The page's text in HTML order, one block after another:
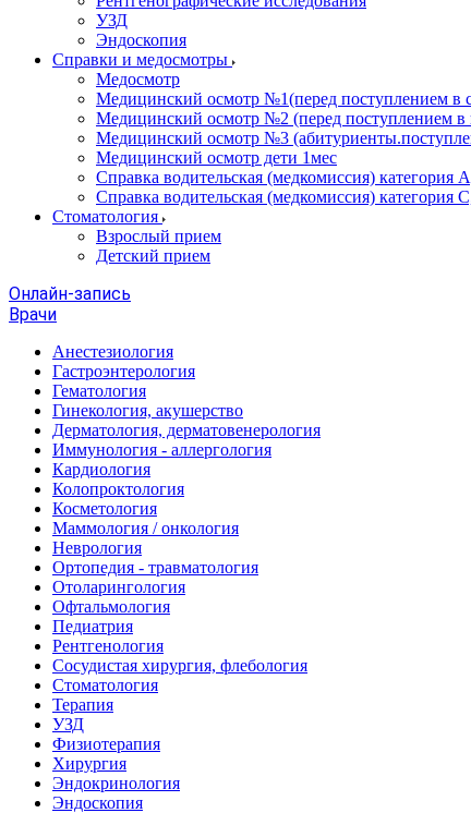
УЗД
Эндоскопия
Справки и медосмотры
Медосмотр
Медицинский осмотр №1(перед поступлением в
Медицинский осмотр №2 (перед поступлением в
Медицинский осмотр №3
Медицинский осмотр дети 1мес
Справка водительская (медкомиссия) категория
Справка водительская (медкомиссия) категория
Стоматология
Взрослый прием
Детский прием
Онлайн-запись
Врачи
Анестезиология
Гастроэнтерология
Гематология
Гинекология, акушерство
Дерматология, дерматовенерология
Иммунология - аллергология
Кардиология
Колопроктология
Косметология
Маммология / онкология
Неврология
Ортопедия - травматология
Отоларингология
Офтальмология
Педиатрия
Рентгенология
Сосудистая хирургия, флебология
Стоматология
Терапия
УЗД
Физиотерапия
Хирургия
Эндокринология
Эндоскопия